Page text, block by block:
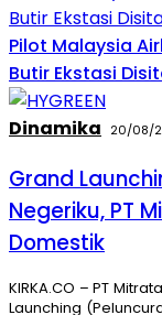
Pilot Malaysia
Butir Ekstasi
Dinamika 20/08/
Grand
Negeriku, PT
Domestik
KIRKA.CO – PT
Launching